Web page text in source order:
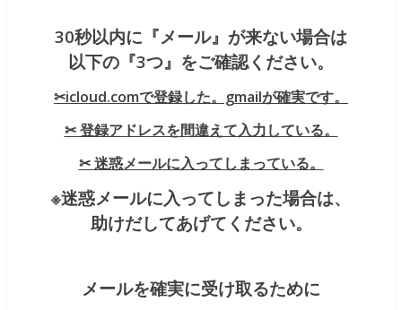
30秒以内に『メール』が来ない場合は
以下の『3つ』をご確認ください。
✂︎icloud.comで登録した。gmailが確実です。
✂︎ 登録アドレスを間違えて入力している。
✂︎ 迷惑メールに入ってしまっている。
※迷惑メールに入ってしまった場合は、
助けだしてあげてください。
メールを確実に受け取るために